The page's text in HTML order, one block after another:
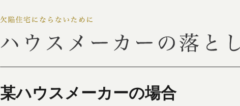
某ハウスメーカーの場合